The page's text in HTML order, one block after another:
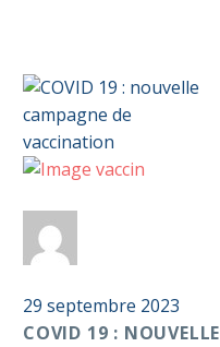
19
campagne
de
29 septembre 2023
COVID 19 : NOUVELLE